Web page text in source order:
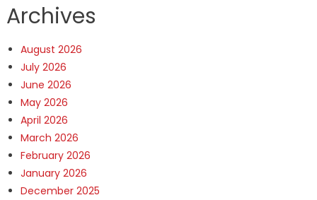
Archives
August 2026
July 2026
June 2026
May 2026
April 2026
March 2026
February 2026
January 2026
December 2025